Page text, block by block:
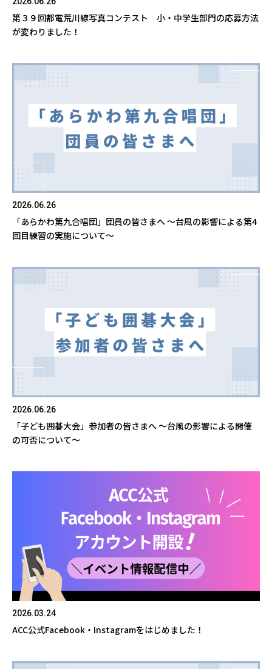
第３９回都電荒川線写真コンテスト 小・中学生部門の応募方法
が変わりました！
2026.06.26
「あらかわ第九合唱団」団員の皆さまへ ～台風の影響による第4
回目練習の実施について～
2026.06.26
「子ども囲碁大会」参加者の皆さまへ ～台風の影響による開催
の可否について～
2026.03.24
ACC公式Facebook・Instagramをはじめました！